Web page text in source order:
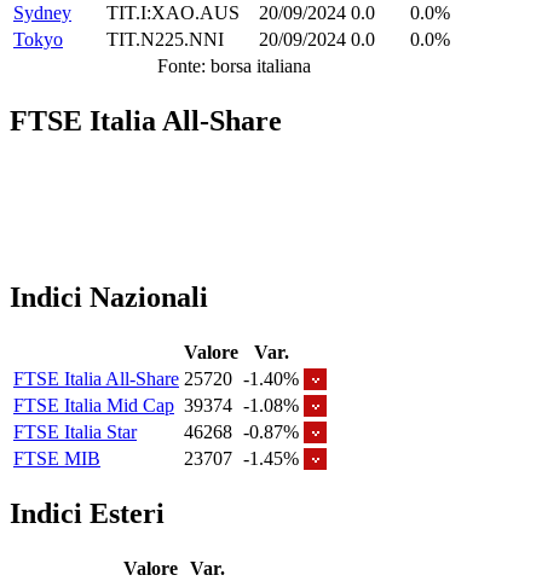
Sydney
TIT.I:XAO.AUS 20/09/2024 0.0
0.0%
Tokyo
TIT.N225.NNI 20/09/2024 0.0
0.0%
Fonte: borsa italiana
FTSE Italia All-Share
Indici Nazionali
Valore
Var.
FTSE Italia All-Share 25720 -1.40%
FTSE Italia Mid Cap 39374 -1.08%
FTSE Italia Star
46268 -0.87%
FTSE MIB
23707 -1.45%
Indici Esteri
Valore Var.